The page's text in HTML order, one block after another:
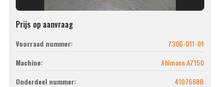
Prijs op aanvraag
Voorraad nummer:
7306-011-01
Machine:
Ahlmann AZ150
Onderdeel nummer:
4107668B